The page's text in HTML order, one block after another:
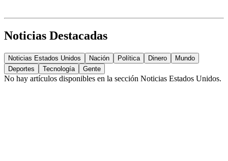
Noticias Destacadas
Noticias Estados Unidos Nación Política Dinero
Mundo
Deportes
Tecnología Gente
No hay artículos disponibles en la sección Noticias Estados Unidos.